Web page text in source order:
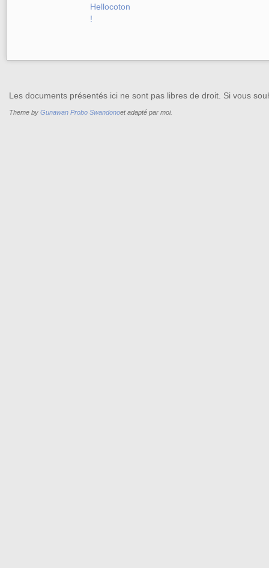
Les documents présentés ici ne sont pas libres de droit. Si vous
Theme by Gunawan Probo Swandonoet adapté par moi.